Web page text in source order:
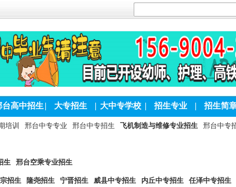
台高中招生 大专招生 大中专学校 招生专业 招生简
培训 邢台中专专业 邢台中专招生 飞机制造与维修专业招生 邢台中专
生 邢台空乘专业招生
招生 隆尧招生 宁晋招生 威县中专招生 内丘中专招生 任泽中专招生